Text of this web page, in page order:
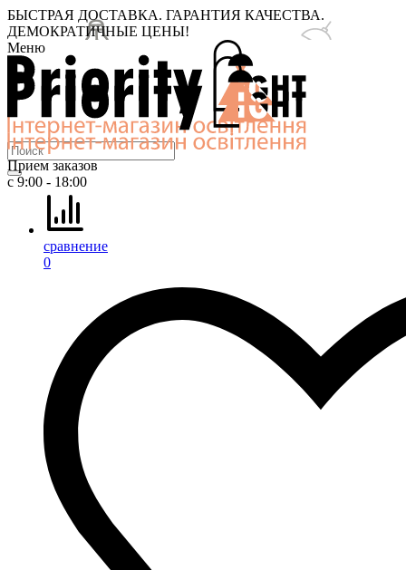
БЫСТРАЯ ДОСТАВКА. ГАРАНТИЯ КАЧЕСТВА.
ДЕМОКРАТИЧНЫЕ ЦЕНЫ!
Меню
Прием заказов
с 9:00 - 18:00
сравнение
0